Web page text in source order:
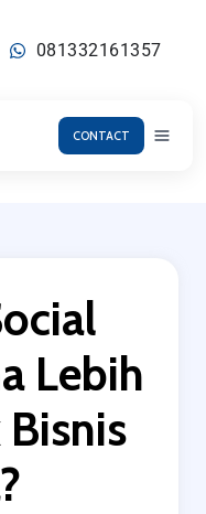
081332161357
CONTACT
Lebih